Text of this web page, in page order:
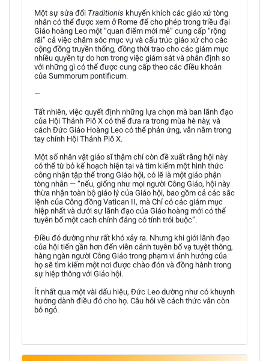
Một sự sửa đổi Traditionis khuyến khích các giáo xứ tòng
nhân có thể được xem ở Rome để cho phép trong triều đại
Giáo hoàng Leo một “quan điểm mới mẻ” cung cấp “rộng
rãi” cả việc chăm sóc mục vụ và cấu trúc giáo xứ cho các
cộng đồng truyền thống, đồng thời trao cho các giám mục
nhiều quyền tự do hơn trong việc giám sát và phân định so
với những gì có thể được cung cấp theo các điều khoản
của Summorum pontificum.
—
Tất nhiên, việc quyết định những lựa chọn mà ban lãnh đạo
của Hội Thánh Piô X có thể đưa ra trong mùa hè này, và
cách Đức Giáo Hoàng Leo có thể phản ứng, vẫn nằm trong
tay chính Hội Thánh Piô X.
Một số nhân vật giáo sĩ thậm chí còn đề xuất rằng hội này
có thể từ bỏ kế hoạch hiện tại và tìm kiếm một hình thức
công nhận tập thể trong Giáo hội, có lẽ là một giáo phận
tòng nhân — “nếu, giống như mọi người Công Giáo, hội này
thừa nhận toàn bộ giáo lý của Giáo hội, bao gồm cả các sắc
lệnh của Công đồng Vatican II, mà Chỉ có các giám mục
hiệp nhất và dưới sự lãnh đạo của Giáo hoàng mới có thể
tuyên bố một cach chính đáng có tính trói buộc”.
Điều đó dường như rất khó xảy ra. Nhưng khi giới lãnh đạo
của hội tiến gần hơn đến viễn cảnh tuyên bố vạ tuyệt thông,
hàng ngàn người Công Giáo trong phạm vi ảnh hưởng của
họ sẽ tìm kiếm một nơi được chào đón và đồng hành trong
sự hiệp thông với Giáo hội.
Ít nhất qua một vài dấu hiệu, Đức Leo dường như có khuynh
hướng dành điều đó cho họ. Câu hỏi về cách thức vẫn còn
bỏ ngỏ.